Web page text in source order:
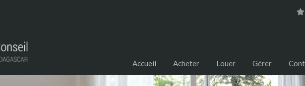
Accueil Acheter Louer Gérer